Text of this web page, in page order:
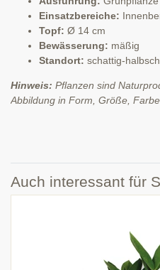
Einsatzbereiche:
Topf: Ø 14 cm
Bewässerung: mäßig
Standort: schattig-
Hinweis: Pflanzen sind
Abbildung in Form, Größe,
Auch interessant für